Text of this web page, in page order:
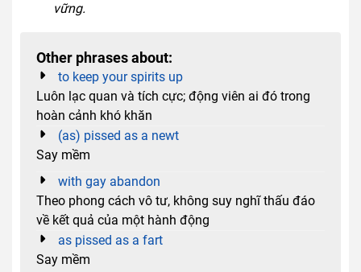
vững.
Other phrases about:
to keep your spirits up
Luôn lạc quan và tích cực; động viên ai đó trong
hoàn cảnh khó khăn
(as) pissed as a newt
Say mềm
with gay abandon
Theo phong cách vô tư, không suy nghĩ thấu đáo
về kết quả của một hành động
as pissed as a fart
Say mềm